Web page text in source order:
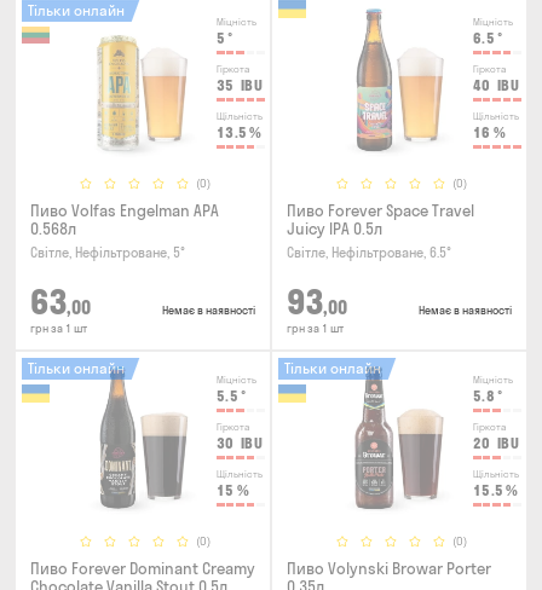
Міцність
5 °
Гіркота
35 IBU
Щільність
13.5 %
(0)
Тільки онлайн
Пиво Volfas Engelman APA
0.568л
Світле, Нефільтроване, 5°
63,00
грн за 1 шт
Немає в наявності
Міцність
6.5 °
Гіркота
40 IBU
Щільність
16 %
(0)
Пиво Forever Space Travel
Juicy IPA 0.5л
Світле, Нефільтроване, 6.5°
93,00
грн за 1 шт
Немає в наявності
Міцність
5.5 °
Гіркота
30 IBU
Щільність
15 %
(0)
Тільки онлайн
Пиво Forever Dominant Creamy
Міцність
5.8 °
Гіркота
20 IBU
Щільність
15.5 %
(0)
Тільки онлайн
Пиво Volynski Browar Porter